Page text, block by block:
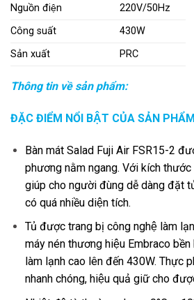
Nguồn điện
220V/50Hz
Công suất
430W
Sản xuất
PRC
Thông tin về sản phẩm:
ĐẶC ĐIỂM NỔI BẬT CỦA SẢN PHẨM
Bàn mát Salad Fuji Air FSR15-2
phương nằm ngang. Với kích
giúp cho người đùng dễ dàng đặt
có quá nhiều diện tích.
Tủ được trang bị công nghệ làm
máy nén thương hiệu Embraco
làm lạnh cao lên đến 430W. Thực
nhanh chóng, hiệu quả giữ cho